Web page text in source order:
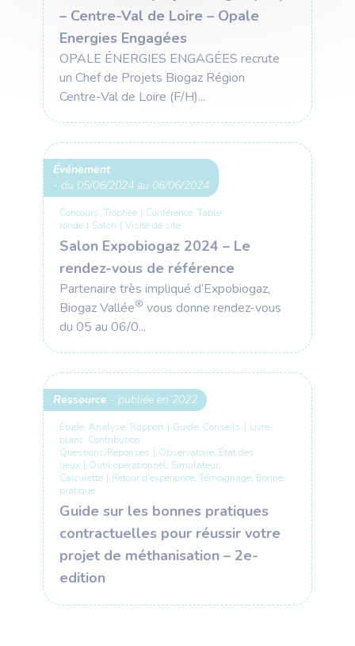
– Centre-Val de Loire – Opale
Energies Engagées
OPALE ÉNERGIES ENGAGÉES recrute
un Chef de Projets Biogaz Région
Centre-Val de Loire (F/H)...
Événement
- du 05/06/2024 au 06/06/2024
Concours, Trophée | Conférence, Table
ronde | Salon | Visite de site
Salon Expobiogaz 2024 – Le
rendez-vous de référence
Partenaire très impliqué d’Expobiogaz,
Biogaz Vallée® vous donne rendez-vous
du 05 au 06/0...
Ressource - publiée en 2022
Étude, Analyse, Rapport | Guide, Conseils | Livre
blanc, Contribution,
Questions/Réponses | Observatoire, État des
lieux | Outil opérationnel, Simulateur,
Calculette | Retour d’expérience, Témoignage, Bonne
pratique
Guide sur les bonnes pratiques
contractuelles pour réussir votre
projet de méthanisation – 2e-
edition